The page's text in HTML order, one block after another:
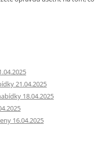
21.04.2025
18.04.2025
16.04.2025